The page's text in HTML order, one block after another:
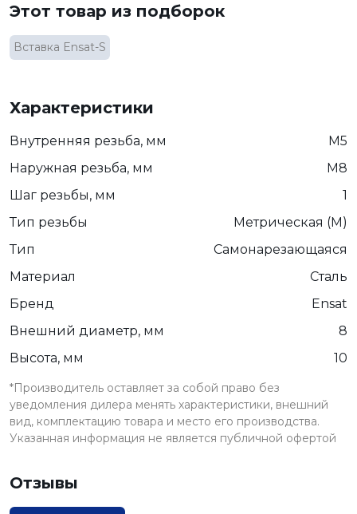
Этот товар из подборок
Вставка Ensat-S
Характеристики
Внутренняя резьба, мм
М5
Наружная резьба, мм
М8
Шаг резьбы, мм
1
Тип резьбы
Метрическая (М)
Тип
Самонарезающаяся
Материал
Сталь
Бренд
Ensat
Внешний диаметр, мм
8
Высота, мм
10
*Производитель оставляет за собой право без
уведомления дилера менять характеристики, внешний
вид, комплектацию товара и место его производства.
Указанная информация не является публичной офертой
Отзывы